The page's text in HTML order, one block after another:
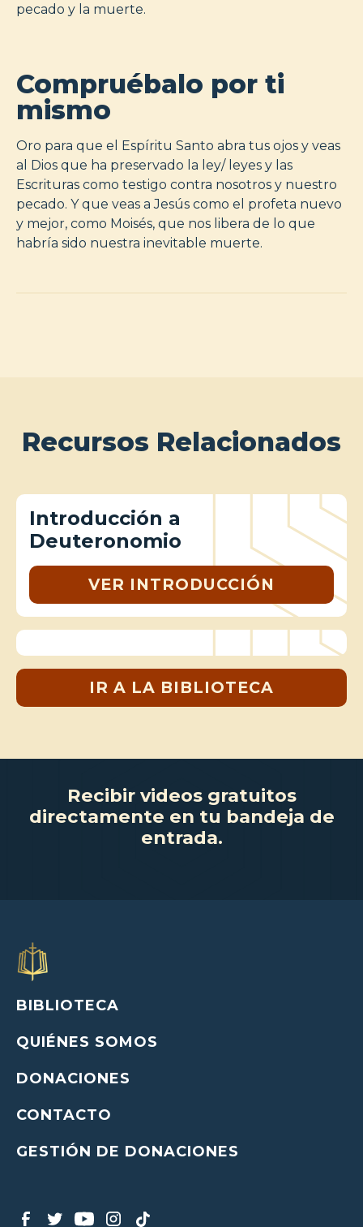
pecado y la muerte.
Compruébalo por ti
mismo
Oro para que el Espíritu Santo abra tus ojos y veas
al Dios que ha preservado la ley/ leyes y las
Escrituras como testigo contra nosotros y nuestro
pecado. Y que veas a Jesús como el profeta nuevo
y mejor, como Moisés, que nos libera de lo que
habría sido nuestra inevitable muerte.
Recursos Relacionados
Introducción a
Deuteronomio
VER INTRODUCCIÓN
IR A LA BIBLIOTECA
Recibir videos gratuitos
directamente en tu bandeja de
entrada.
BIBLIOTECA
QUIÉNES SOMOS
DONACIONES
CONTACTO
GESTIÓN DE DONACIONES